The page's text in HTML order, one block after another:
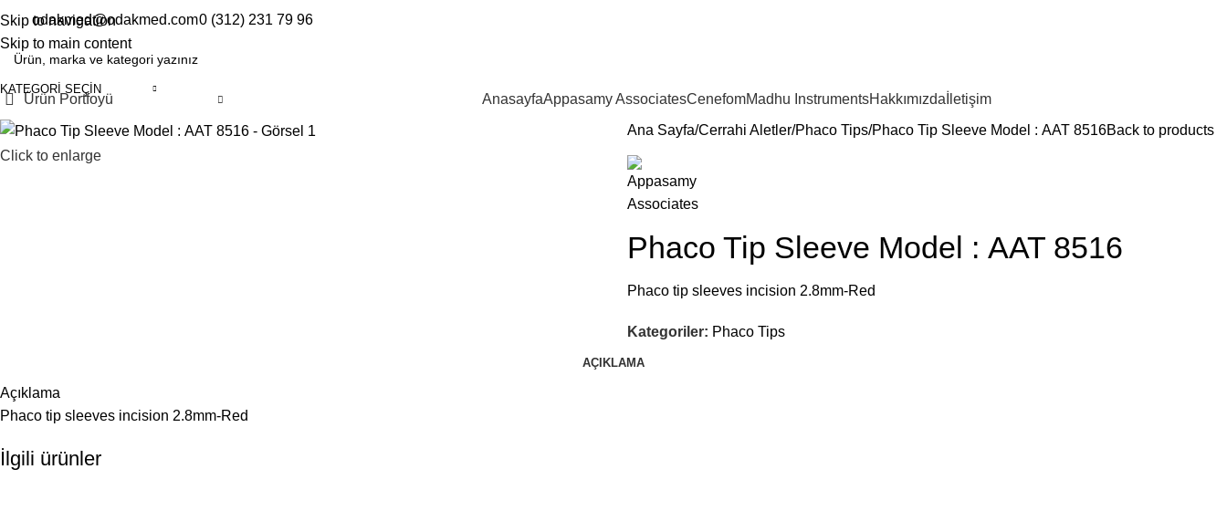
Skip to navigation
Skip to main content
ENTR odakmed@odakmed.com0 (312) 231 79 96
KATEGORI SEÇIN
Ürün Portfoyü AnasayfaAppasamy AssociatesCenefomMadhu InstrumentsHakkımızda İletişim
Click to enlarge
Ana Sayfa Cerrahi Aletler Phaco Tips Phaco Tip Sleeve Model : AAT 8516Back to products
Phaco Tip Sleeve Model : AAT 8516
Phaco tip sleeves incision 2.8mm-Red
Kategoriler: Phaco Tips
AÇIKLAMA
Açıklama
Phaco tip sleeves incision 2.8mm-Red
İlgili ürünler